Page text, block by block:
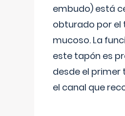
embudo) está
obturado por el
mucoso. La
este tapón es
desde el
el canal que